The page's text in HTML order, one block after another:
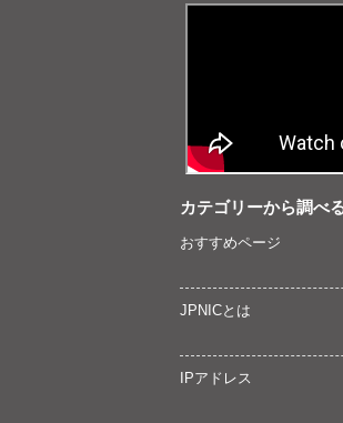
カテゴリーから調べ
おすすめページ
JPNICとは
IPアドレス